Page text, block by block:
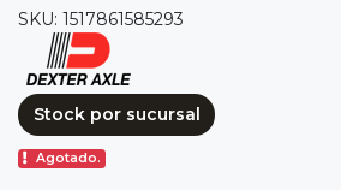
SKU: 1517861585293
Stock por sucursal
Agotado.